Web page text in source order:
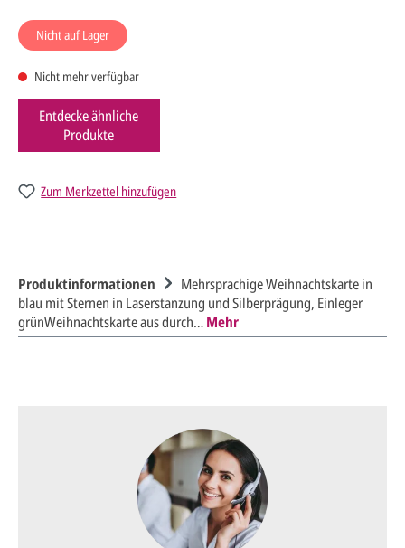
Nicht auf Lager
Nicht mehr verfügbar
Entdecke ähnliche
Produkte
Zum Merkzettel hinzufügen
Produktinformationen
Mehrsprachige Weihnachtskarte in
blau mit Sternen in Laserstanzung und Silberprägung, Einleger
grünWeihnachtskarte aus durch…Mehr